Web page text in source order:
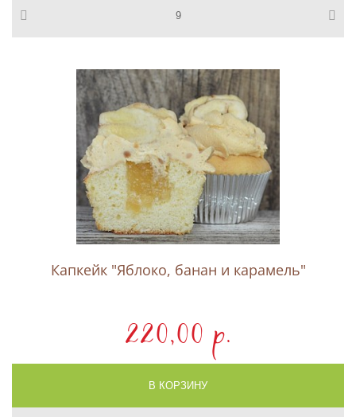
Капкейк "Яблоко, банан и карамель"
220,00 p.